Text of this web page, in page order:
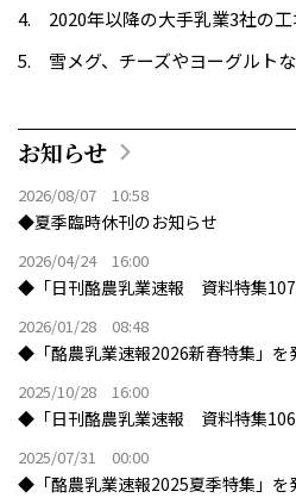
2020年以降の大手乳業3社の
雪メグ、チーズやヨーグルト
お知らせ
2026/08/07 10:58
◆夏季臨時休刊のお知らせ
2026/04/24 16:00
◆「日刊酪農乳業速報 資料特集107
2026/01/28 08:48
◆「酪農乳業速報2026新春特集」を
2025/10/28 16:00
◆「日刊酪農乳業速報 資料特集106
2025/07/31 00:00
◆「酪農乳業速報2025夏季特集」を